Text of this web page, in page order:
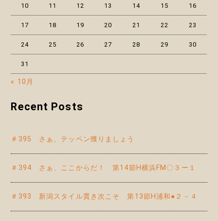
10 11 12 13 14 15 16
17 18 19 20 21 22 23
24 25 26 27 28 29 30
31
« 10月
Recent Posts
＃395 さぁ、テッペン獲りましょう
＃394 さぁ、ここからだ！ 第14節H横浜FM〇３ー１
＃393 新潟スタイル貫き次こそ 第13節H浦和●２－４